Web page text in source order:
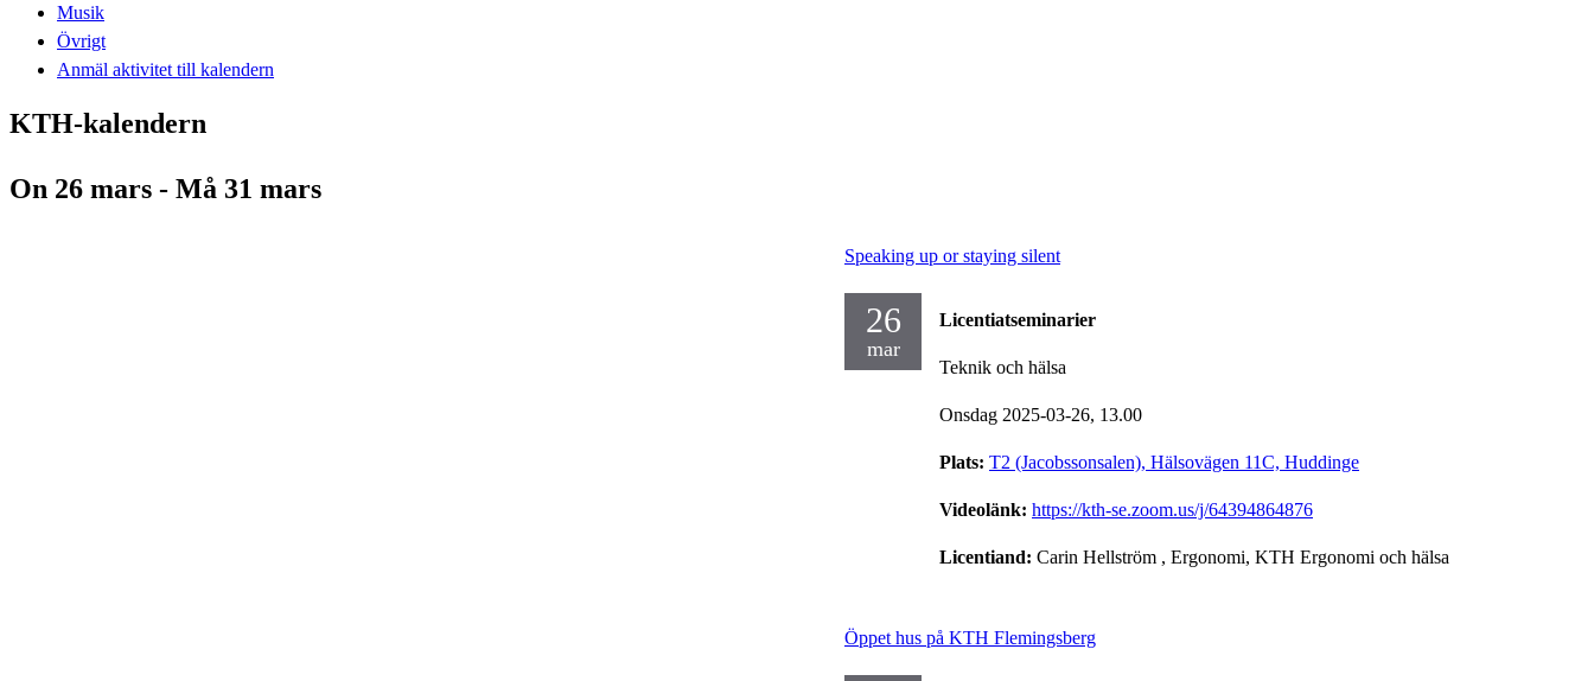
Musik
Övrigt
Anmäl aktivitet till kalendern
KTH-kalendern
On 26 mars - Må 31 mars
Speaking up or staying silent
26
mar
Licentiatseminarier
Teknik och hälsa
Onsdag 2025-03-26, 13.00
Plats: T2 (Jacobssonsalen), Hälsovägen 11C, Huddinge
Videolänk: https://kth-se.zoom.us/j/64394864876
Licentiand: Carin Hellström , Ergonomi, KTH Ergonomi och hälsa
Öppet hus på KTH Flemingsberg